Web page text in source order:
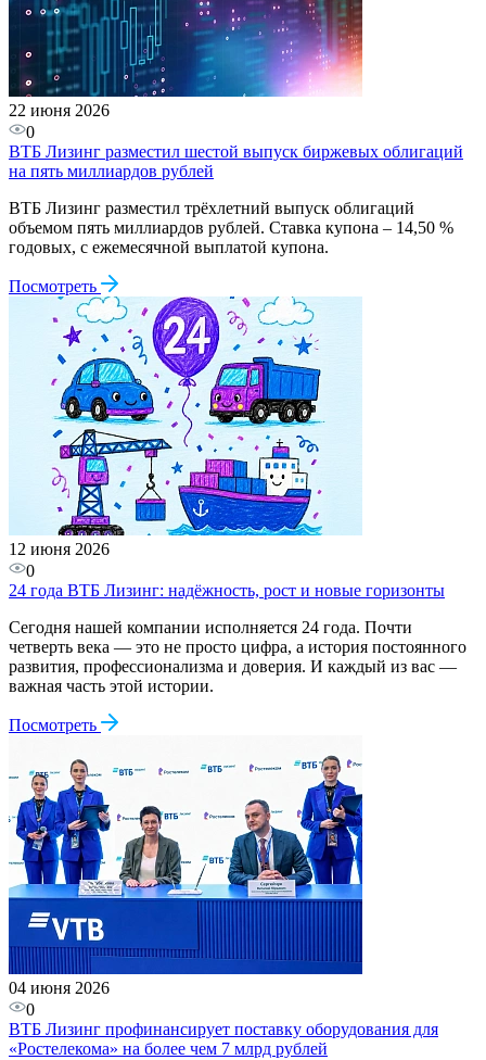
22 июня 2026
0
ВТБ Лизинг разместил шестой выпуск биржевых облигаций
на пять миллиардов рублей
ВТБ Лизинг разместил трёхлетний выпуск облигаций
объемом пять миллиардов рублей. Ставка купона – 14,50 %
годовых, с ежемесячной выплатой купона.
Посмотреть
12 июня 2026
0
24 года ВТБ Лизинг: надёжность, рост и новые горизонты
Сегодня нашей компании исполняется 24 года. Почти
четверть века — это не просто цифра, а история постоянного
развития, профессионализма и доверия. И каждый из вас —
важная часть этой истории.
Посмотреть
04 июня 2026
0
ВТБ Лизинг профинансирует поставку оборудования для
«Ростелекома» на более чем 7 млрд рублей